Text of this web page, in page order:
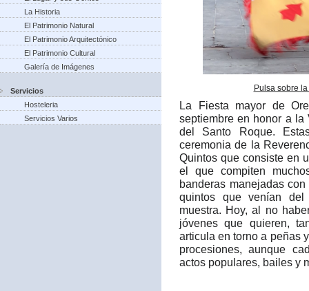
La Historia
El Patrimonio Natural
El Patrimonio Arquitectónico
El Patrimonio Cultural
Galería de Imágenes
Servicios
Hosteleria
Servicios Varios
Pulsa sobre
La Fiesta mayor de
septiembre en honor a
del Santo Roque.
ceremonia de la
Quintos que consiste en
el que compiten
banderas manejadas
quintos que venían
muestra. Hoy, al no
jóvenes que quieren,
articula en torno a peñas
procesiones, aunque
actos populares, bailes y